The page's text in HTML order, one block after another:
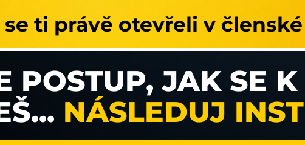
se ti právě otevřeli v
POSTUP, JAK SE
NÁSLEDUJ